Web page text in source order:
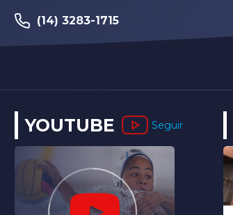
(14) 3283-1715
YOUTUBE Seguir